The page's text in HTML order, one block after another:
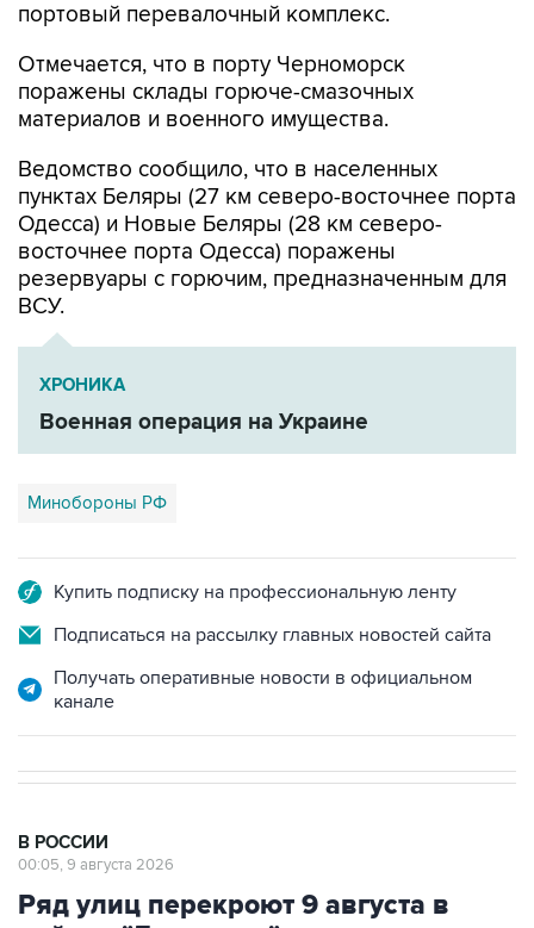
Отмечается, что в порту Черноморск
материалов и военного имущества.
Ведомство сообщило, что в населенных
Одесса) и Новые Беляры (28 км северо-
восточнее порта Одесса) поражены
резервуары с горючим, предназначенным для
ВСУ.
ХРОНИКА
Военная операция на Украине
Минобороны РФ
Подписаться на рассылку главных новостей сайта
Получать оперативные новости в официальном
Ряд улиц перекроют 9 августа в
районе "Лужников" из-за концерта